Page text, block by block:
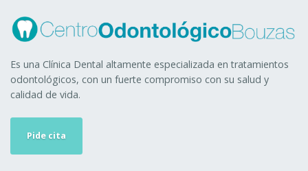
Es una Clínica Dental altamente especializada en tratamientos
odontológicos, con un fuerte compromiso con su salud y
calidad de vida.
Pide cita